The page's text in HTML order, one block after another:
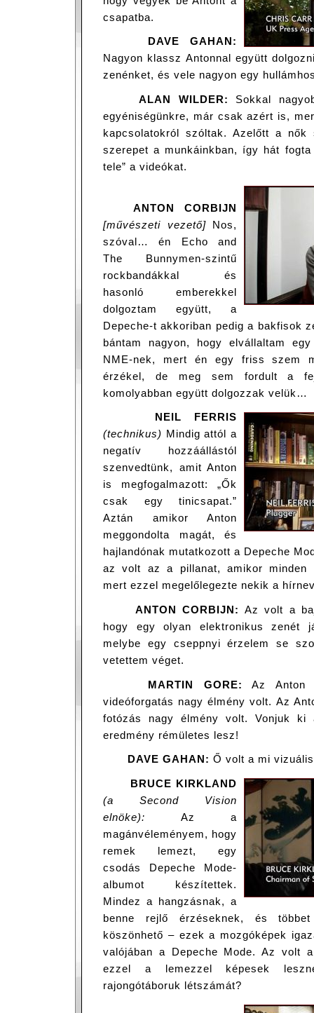
csapatba.
DAVE GAHAN:
Nagyon klassz Antonnal együtt
zenénket, és vele nagyon egy
ALAN WILDER:
Sokkal
egyéniségünkre, már csak azért is,
kapcsolatokról szóltak. Azelőtt a nők
szerepet a munkáinkban, így hát
tele” a videókat.
ANTON CORBIJN
[művészeti vezető]Nos,
szóval… én Echo and
The Bunnymen-szintű
rockbandákkal és
hasonló emberekkel
dolgoztam együtt, a
Depeche-t akkoriban pedig a bakfisok
bántam nagyon, hogy elvállaltam
NME-nek, mert én egy friss szem
érzékel, de meg sem fordult a
komolyabban együtt dolgozzak velük…
NEIL FERRIS
(technikus) Mindig attól a
negatív hozzáállástól
szenvedtünk, amit Anton
is megfogalmazott: „Ők
csak egy tinicsapat.”
Aztán amikor Anton
meggondolta magát, és
hajlandónak mutatkozott a Depeche
az volt az a pillanat, amikor minden
mert ezzel megelőlegezte nekik a
ANTON CORBIJN: Az volt a
hogy egy olyan elektronikus zenét
melybe egy cseppnyi érzelem se
vetettem véget.
MARTIN GORE: Az Anton
videóforgatás nagy élmény volt. Az
fotózás nagy élmény volt. Vonjuk ki
eredmény rémületes lesz!
DAVE GAHAN: Ő volt a mi
BRUCE KIRKLAND
(a Second Vision
elnöke): Az a
magánvéleményem, hogy
remek lemezt, egy
csodás Depeche Mode-
albumot készítettek.
Mindez a hangzásnak, a
benne rejlő érzéseknek, és
köszönhető – ezek a mozgóképek
valójában a Depeche Mode. Az volt
ezzel a lemezzel képesek
rajongótáboruk létszámát?